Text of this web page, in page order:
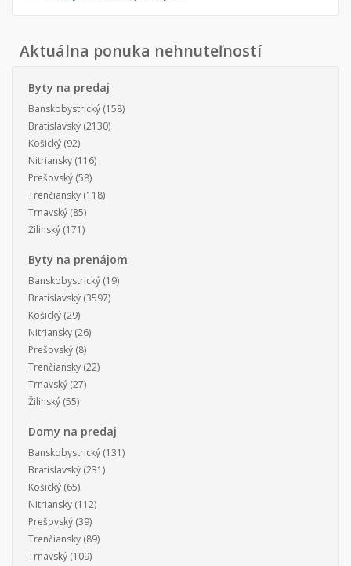
Aktuálna ponuka nehnuteľností
Byty na predaj
Banskobystrický (158)
Bratislavský (2130)
Košický (92)
Nitriansky (116)
Prešovský (58)
Trenčiansky (118)
Trnavský (85)
Žilinský (171)
Byty na prenájom
Banskobystrický (19)
Bratislavský (3597)
Košický (29)
Nitriansky (26)
Prešovský (8)
Trenčiansky (22)
Trnavský (27)
Žilinský (55)
Domy na predaj
Banskobystrický (131)
Bratislavský (231)
Košický (65)
Nitriansky (112)
Prešovský (39)
Trenčiansky (89)
Trnavský (109)